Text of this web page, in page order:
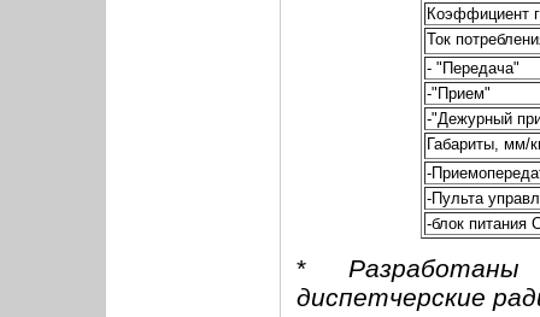
Коэффициент
Ток
- "Передача"
-"Прием"
-"Дежурный
Габариты, мм/
-
-Пульта
-блок питания
*Разработаны
диспетчерские